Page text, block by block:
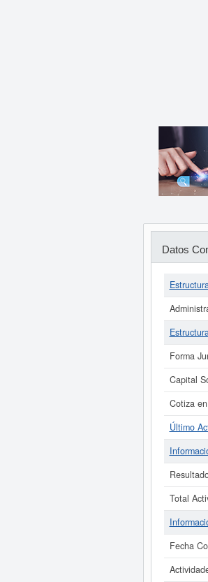
Datos
Forma
Capital
Cotiza
Último
Total
Fecha